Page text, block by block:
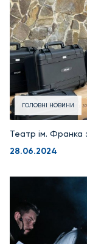
ГОЛОВНІ НОВИНИ
Театр ім. Франка
28.06.2024